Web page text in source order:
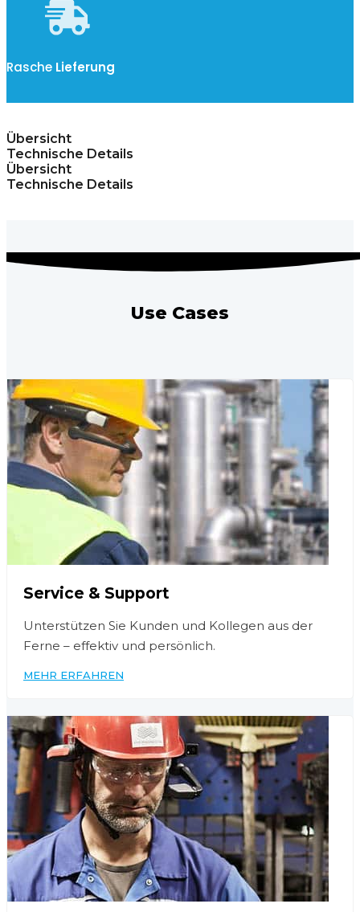
Rasche Lieferung
Übersicht
Technische Details
Übersicht
Technische Details
Use Cases
Service & Support
Unterstützen Sie Kunden und Kollegen aus der
Ferne – effektiv und persönlich.
MEHR ERFAHREN